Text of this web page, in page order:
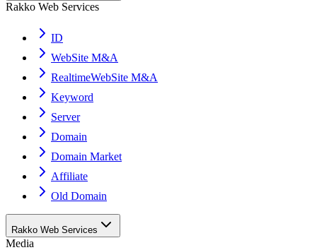
Rakko Web Services
ID
WebSite M&A
RealtimeWebSite M&A
Keyword
Server
Domain
Domain Market
Affiliate
Old Domain
Rakko Web Services
Media